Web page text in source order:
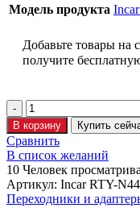
Модель продукта
Добавьте товары на
получите
В корзину Купить
Сравнить
В список желаний
10 Человек
Артикул: Incar RTY-N44
Переходники и